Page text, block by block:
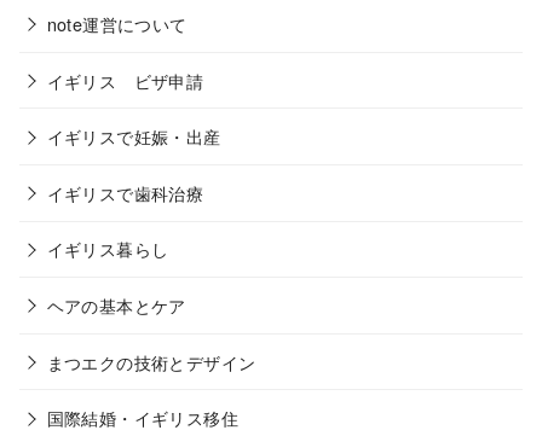
note運営について
イギリス ビザ申請
イギリスで妊娠・出産
イギリスで歯科治療
イギリス暮らし
ヘアの基本とケア
まつエクの技術とデザイン
国際結婚・イギリス移住